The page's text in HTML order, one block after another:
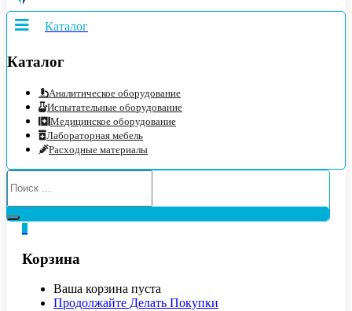
Каталог
Каталог
Аналитическое оборудование
Испытательные оборудование
Медицинское оборудование
Лабораторная мебель
Расходные материалы
Корзина
Ваша корзина пуста
Продолжайте Делать Покупки